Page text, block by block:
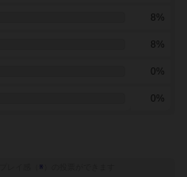
8%
8%
0%
0%
※